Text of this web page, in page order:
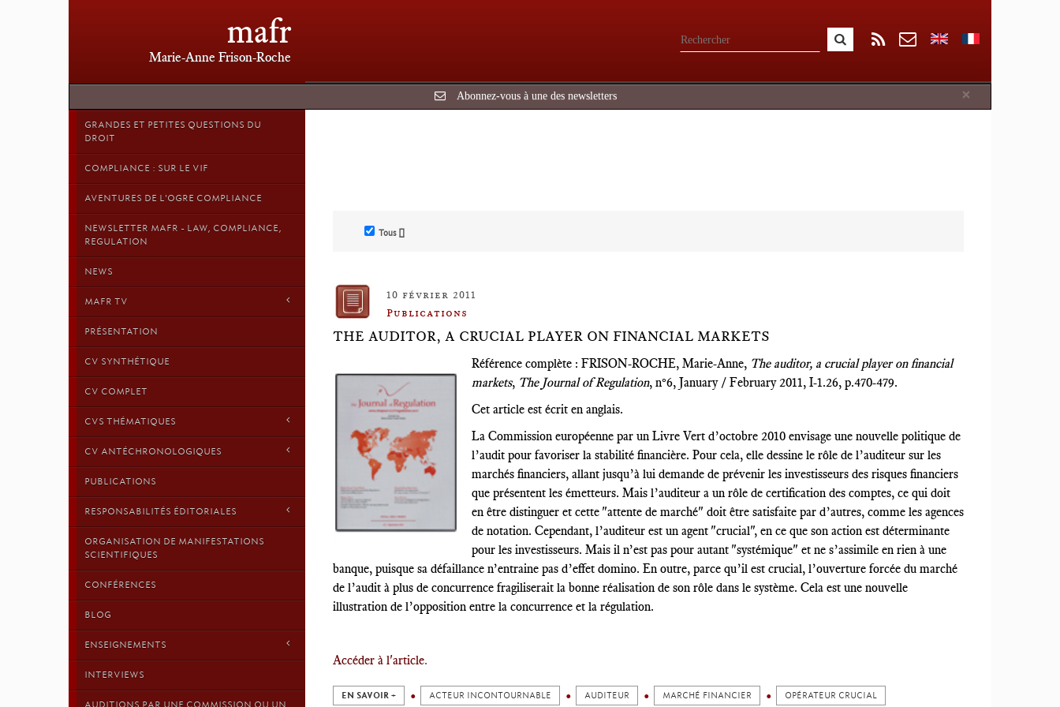
mafr
Marie-Anne Frison-Roche
×
Abonnez-vous à une des newsletters
GRANDES ET PETITES QUESTIONS DU
DROIT
COMPLIANCE : SUR LE VIF
AVENTURES DE L'OGRE COMPLIANCE
NEWSLETTER MAFR - LAW, COMPLIANCE,
REGULATION
NEWS
MAFR TV
PRÉSENTATION
CV SYNTHÉTIQUE
CV COMPLET
CVS THÉMATIQUES
CV ANTÉCHRONOLOGIQUES
PUBLICATIONS
RESPONSABILITÉS ÉDITORIALES
ORGANISATION DE MANIFESTATIONS
SCIENTIFIQUES
CONFÉRENCES
BLOG
ENSEIGNEMENTS
INTERVIEWS
AUDITIONS PAR UNE COMMISSION OU UN
Tous []
10 février 2011
Publications
THE AUDITOR, A CRUCIAL PLAYER ON FINANCIAL MARKETS
Référence complète : FRISON-ROCHE, Marie-Anne, The auditor, a crucial player on financial
markets, The Journal of Regulation, n°6, January / February 2011, I-1.26, p.470-479.
Cet article est écrit en anglais.
La Commission européenne par un Livre Vert d’octobre 2010 envisage une nouvelle politique de
l’audit pour favoriser la stabilité financière. Pour cela, elle dessine le rôle de l’auditeur sur les
marchés financiers, allant jusqu’à lui demande de prévenir les investisseurs des risques financiers
que présentent les émetteurs. Mais l’auditeur a un rôle de certification des comptes, ce qui doit
en être distinguer et cette "attente de marché" doit être satisfaite par d’autres, comme les agences
de notation. Cependant, l’auditeur est un agent "crucial", en ce que son action est déterminante
pour les investisseurs. Mais il n’est pas pour autant "systémique" et ne s’assimile en rien à une
banque, puisque sa défaillance n’entraine pas d’effet domino. En outre, parce qu’il est crucial, l’ouverture forcée du marché
de l’audit à plus de concurrence fragiliserait la bonne réalisation de son rôle dans le système. Cela est une nouvelle
illustration de l’opposition entre la concurrence et la régulation.
Accéder à l'article.
EN SAVOIR + ACTEUR INCONTOURNABLE AUDITEUR MARCHÉ FINANCIER OPÉRATEUR CRUCIAL